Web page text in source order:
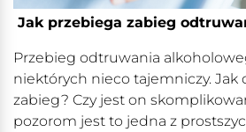
Jak przebiega zabieg
Przebieg odtruwania
niektórych nieco tajemniczy. Jak
zabieg? Czy jest on
pozorom jest to jedna z